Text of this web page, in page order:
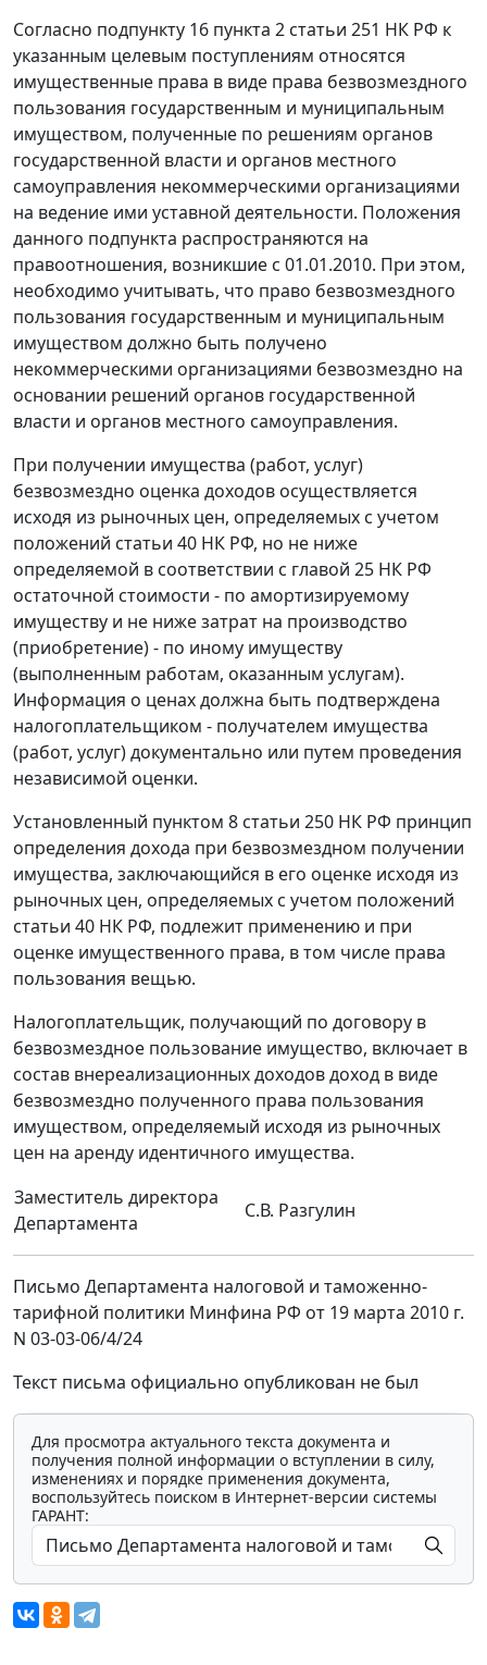
Согласно подпункту 16 пункта 2 статьи 251 НК РФ к
указанным целевым поступлениям относятся
имущественные права в виде права безвозмездного
пользования государственным и муниципальным
имуществом, полученные по решениям органов
государственной власти и органов местного
самоуправления некоммерческими организациями
на ведение ими уставной деятельности. Положения
данного подпункта распространяются на
правоотношения, возникшие с 01.01.2010. При этом,
необходимо учитывать, что право безвозмездного
пользования государственным и муниципальным
имуществом должно быть получено
некоммерческими организациями безвозмездно на
основании решений органов государственной
власти и органов местного самоуправления.
При получении имущества (работ, услуг)
безвозмездно оценка доходов осуществляется
исходя из рыночных цен, определяемых с учетом
положений статьи 40 НК РФ, но не ниже
определяемой в соответствии с главой 25 НК РФ
остаточной стоимости - по амортизируемому
имуществу и не ниже затрат на производство
(приобретение) - по иному имуществу
(выполненным работам, оказанным услугам).
Информация о ценах должна быть подтверждена
налогоплательщиком - получателем имущества
(работ, услуг) документально или путем проведения
независимой оценки.
Установленный пунктом 8 статьи 250 НК РФ принцип
определения дохода при безвозмездном получении
имущества, заключающийся в его оценке исходя из
рыночных цен, определяемых с учетом положений
статьи 40 НК РФ, подлежит применению и при
оценке имущественного права, в том числе права
пользования вещью.
Налогоплательщик, получающий по договору в
безвозмездное пользование имущество, включает в
состав внереализационных доходов доход в виде
безвозмездно полученного права пользования
имуществом, определяемый исходя из рыночных
цен на аренду идентичного имущества.
Заместитель директора
Департамента
С.В. Разгулин
Письмо Департамента налоговой и таможенно-
тарифной политики Минфина РФ от 19 марта 2010 г.
N 03-03-06/4/24
Текст письма официально опубликован не был
Для просмотра актуального текста документа и
получения полной информации о вступлении в силу,
изменениях и порядке применения документа,
воспользуйтесь поиском в Интернет-версии системы
ГАРАНТ: